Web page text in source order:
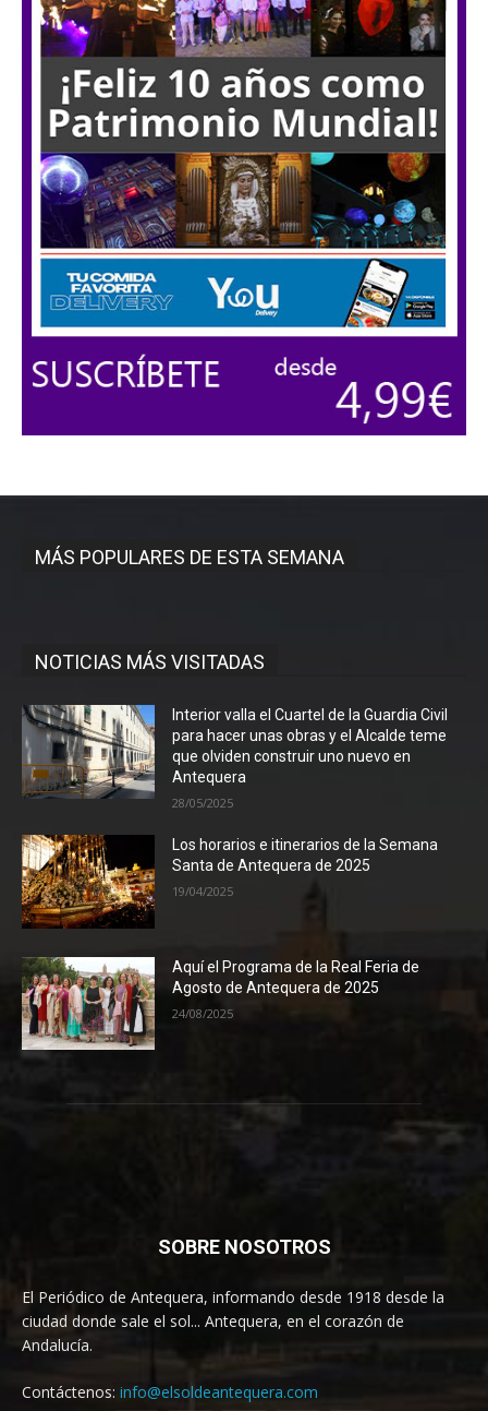
MÁS POPULARES DE ESTA SEMANA
NOTICIAS MÁS VISITADAS
Interior valla el Cuartel de la Guardia Civil
para hacer unas obras y el Alcalde teme
que olviden construir uno nuevo en
Antequera
28/05/2025
Los horarios e itinerarios de la Semana
Santa de Antequera de 2025
19/04/2025
Aquí el Programa de la Real Feria de
Agosto de Antequera de 2025
24/08/2025
SOBRE NOSOTROS
El Periódico de Antequera, informando desde 1918 desde la
ciudad donde sale el sol... Antequera, en el corazón de
Andalucía.
Contáctenos: info@elsoldeantequera.com